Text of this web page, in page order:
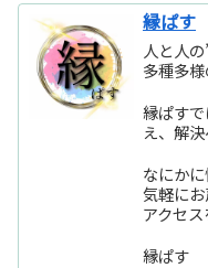
縁ぱす
人と人
多種多様
縁ぱす
え、解
なにか
気軽に
アクセス
縁ぱす